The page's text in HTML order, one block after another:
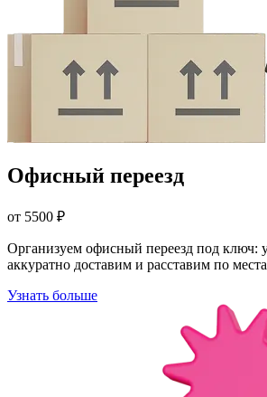
Офисный переезд
от 5500 ₽
Организуем офисный переезд под ключ:
аккуратно доставим и расставим по
Узнать больше